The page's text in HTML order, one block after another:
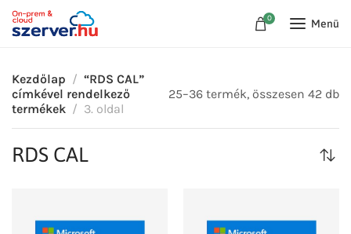
0 Menü
Kezdőlap
“RDS CAL”
címkével rendelkező
termékek
3. oldal
25–36 termék, összesen 42 db
RDS CAL